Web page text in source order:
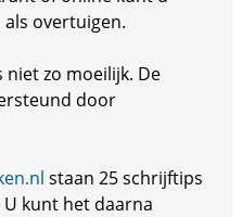
overtuigen.
niet zo moeilijk. De
door
staan 25 schrijftips
kunt het daarna